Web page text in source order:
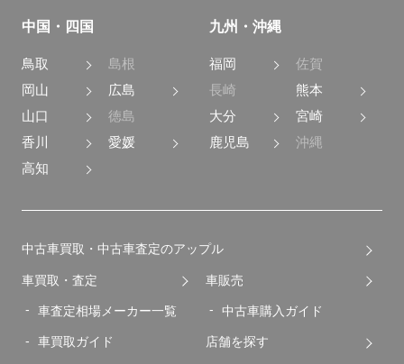
中国・四国
鳥取
島根
岡山
広島
山口
徳島
香川
愛媛
高知
九州・沖縄
福岡
佐賀
長崎
熊本
大分
宮崎
鹿児島
沖縄
中古車買取・中古車査定のアップル
車買取・査定
車査定相場メーカー一覧
車買取ガイド
車販売
中古車購入ガイド
店舗を探す